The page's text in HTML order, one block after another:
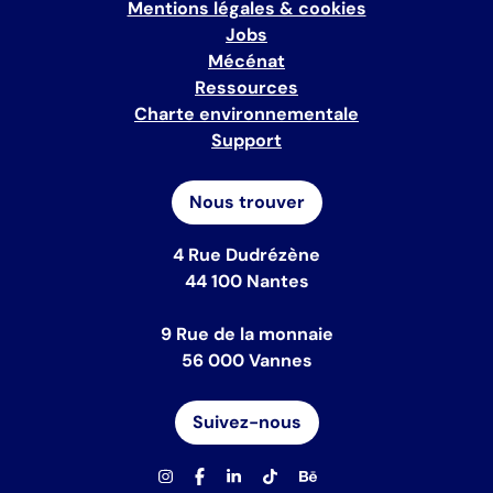
Mentions légales & cookies
Jobs
Mécénat
Ressources
Charte environnementale
Support
Nous trouver
4 Rue Dudrézène
44 100 Nantes
9 Rue de la monnaie
56 000 Vannes
Suivez-nous